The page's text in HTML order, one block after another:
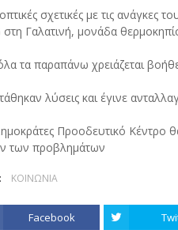
σχετικές με τις
στη Γαλατινή, μονάδα
τα παραπάνω χρειάζεται
λύσεις και έγινε
Προοδευτικό Κέντρο
των προβλημάτων
ΚΟΙΝΩΝΙΑ
Facebook